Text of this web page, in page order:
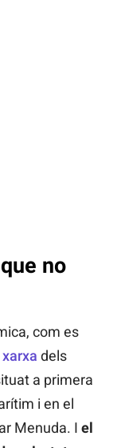
no
com es
dels
a primera
i en el
Menuda. I el